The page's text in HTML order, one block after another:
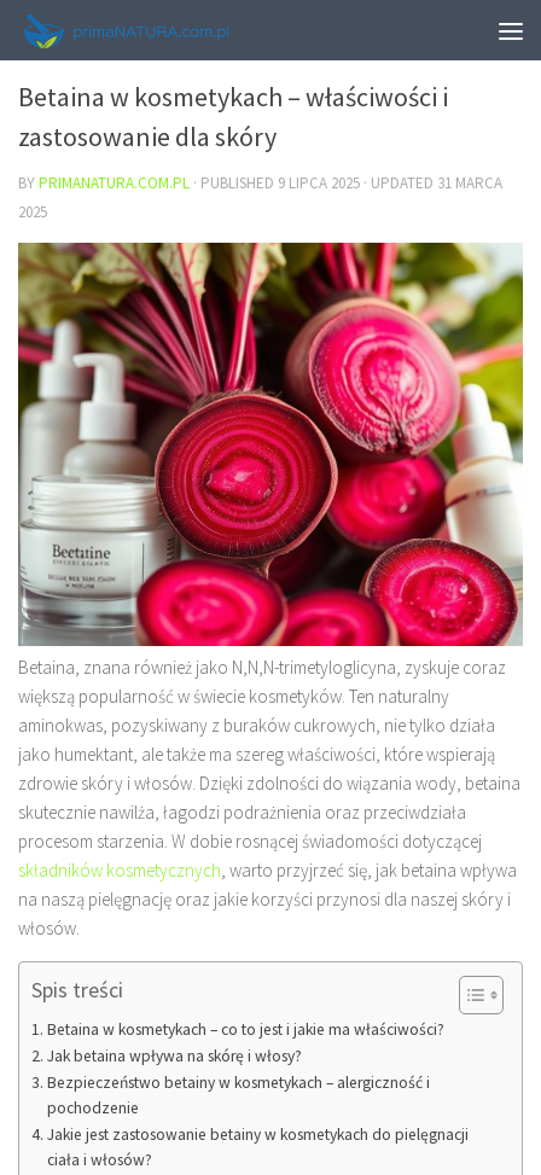
URODA
Betaina w kosmetykach – właściwości i
zastosowanie dla skóry
BYPRIMANATURA.COM.PL · PUBLISHED 9 LIPCA 2025 · UPDATED 31 MARCA
2025
Betaina, znana również jako N,N,N-trimetyloglicyna, zyskuje coraz
większą popularność w świecie kosmetyków. Ten naturalny
aminokwas, pozyskiwany z buraków cukrowych, nie tylko działa
jako humektant, ale także ma szereg właściwości, które wspierają
zdrowie skóry i włosów. Dzięki zdolności do wiązania wody, betaina
skutecznie nawilża, łagodzi podrażnienia oraz przeciwdziała
procesom starzenia. W dobie rosnącej świadomości dotyczącej
składników kosmetycznych, warto przyjrzeć się, jak betaina wpływa
na naszą pielęgnację oraz jakie korzyści przynosi dla naszej skóry i
włosów.
Spis treści
Betaina w kosmetykach – co to jest i jakie ma właściwości?
Jak betaina wpływa na skórę i włosy?
Bezpieczeństwo betainy w kosmetykach – alergiczność i
pochodzenie
Jakie jest zastosowanie betainy w kosmetykach do pielęgnacji
ciała i włosów?